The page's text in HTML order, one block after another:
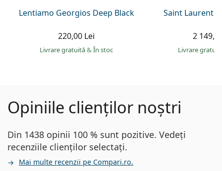
Lentiamo Georgios Deep Black
220,00 Lei
Livrare gratuită& În stoc
Saint Laurent
2
Livrare
Opiniile clienților noștri
Din 1438 opinii 100 % sunt pozitive. Vedeți
recenziile clienților selectați.
Mai multe recenzii pe Compari.ro.